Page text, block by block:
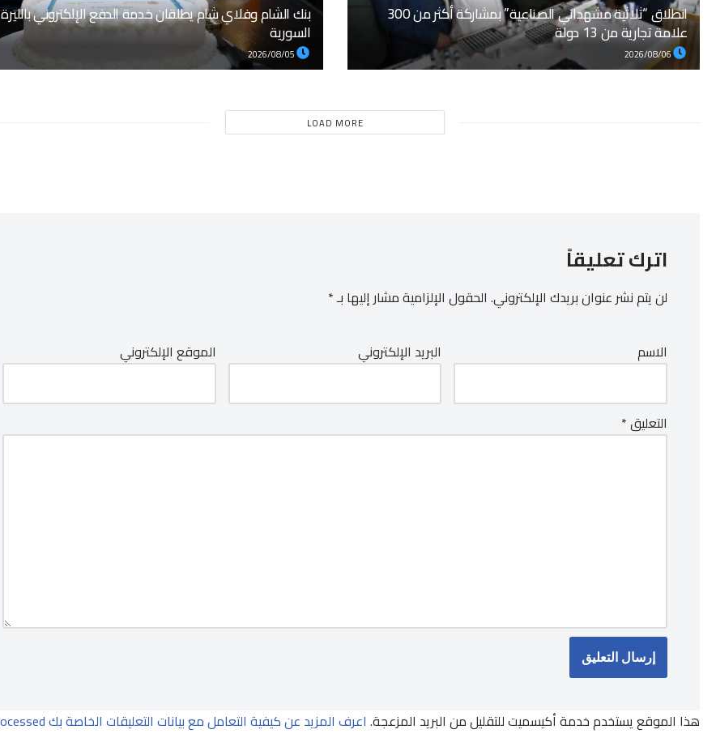
انطلاق “ثلاثية مشهداني الصناعية” بمشاركة أكثر من 300
علامة تجارية من 13 دولة
2026/08/06
بنك الشام وفلاي شام يطلقان خدمة الدفع الإلكتروني بالليرة
السورية
LOAD MORE
اترك تعليقاً
لن يتم نشر عنوان بريدك الإلكتروني. الحقول الإلزامية مشار إليها بـ*
الاسم البريد الإلكتروني الموقع الإلكتروني
التعليق*
هذا الموقع يستخدم خدمة أكيسميت للتقليل من البريد المزعجة. اعرف المزيد عن كيفية التعامل مع بيانات التعليقات الخاصة بك processed